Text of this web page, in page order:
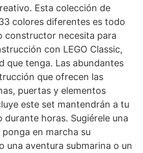
Esta colección de
colores diferentes es todo
constructor necesita para
con LEGO Classic,
que tenga. Las abundantes
que ofrecen las
puertas y elementos
este set mantendrán a tu
durante horas. Sugiérele una
en marcha su
una aventura submarina o un